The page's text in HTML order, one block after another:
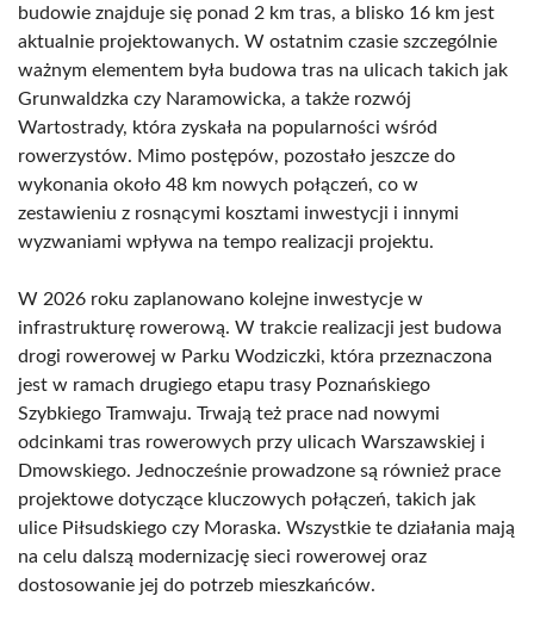
budowie znajduje się ponad 2 km tras, a blisko 16 km jest
aktualnie projektowanych. W ostatnim czasie szczególnie
ważnym elementem była budowa tras na ulicach takich jak
Grunwaldzka czy Naramowicka, a także rozwój
Wartostrady, która zyskała na popularności wśród
rowerzystów. Mimo postępów, pozostało jeszcze do
wykonania około 48 km nowych połączeń, co w
zestawieniu z rosnącymi kosztami inwestycji i innymi
wyzwaniami wpływa na tempo realizacji projektu.
W 2026 roku zaplanowano kolejne inwestycje w
infrastrukturę rowerową. W trakcie realizacji jest budowa
drogi rowerowej w Parku Wodziczki, która przeznaczona
jest w ramach drugiego etapu trasy Poznańskiego
Szybkiego Tramwaju. Trwają też prace nad nowymi
odcinkami tras rowerowych przy ulicach Warszawskiej i
Dmowskiego. Jednocześnie prowadzone są również prace
projektowe dotyczące kluczowych połączeń, takich jak
ulice Piłsudskiego czy Moraska. Wszystkie te działania mają
na celu dalszą modernizację sieci rowerowej oraz
dostosowanie jej do potrzeb mieszkańców.